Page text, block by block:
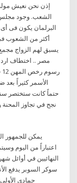
إذن نحن نعيش
الشعب. وجود مجلس
البرلمان يكون فى
يسبق لهم الزواج مجمع
مصر .. اختطاف
الأسمر كثيراً بعد
حتماً كانت ستختصر
نجح في تجاوز
يمكن للجمهور
النهائيين في أوائل